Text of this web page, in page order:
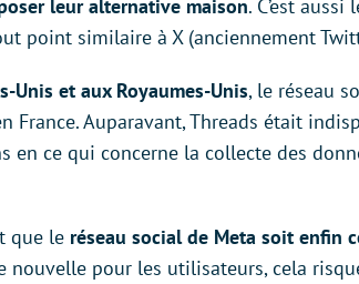
leur alternative maison. C’est aussi
point similaire à X (anciennement
Unis et aux Royaumes-Unis, le réseau
France. Auparavant, Threads était
en ce qui concerne la collecte des
que le réseau social de Meta soit enfin
nouvelle pour les utilisateurs, cela